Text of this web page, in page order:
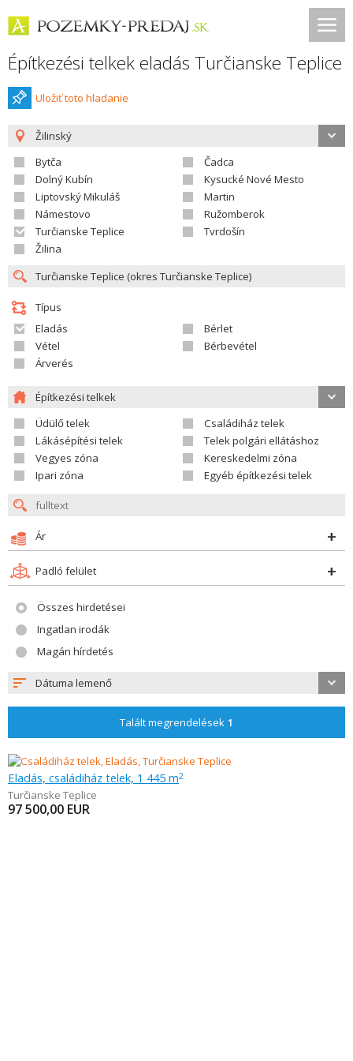
Építkezési telkek eladás Turčianske Teplice
Uložiť toto hladanie
Žilinský
Bytča
Čadca
Dolný Kubín
Kysucké Nové Mesto
Liptovský Mikuláš
Martin
Námestovo
Ružomberok
Turčianske Teplice
Tvrdošín
Žilina
Típus
Eladás
Bérlet
Vétel
Bérbevétel
Árverés
Építkezési telkek
Üdülő telek
Családiház telek
Lákásépítési telek
Telek polgári ellátáshoz
Vegyes zóna
Kereskedelmi zóna
Ipari zóna
Egyéb építkezési telek
Ár
Padló felület
Összes hirdetései
Ingatlan irodák
Magán hírdetés
Dátuma lemenő
Talált megrendelések 1
Eladás, családiház telek, 1 445 m2
Turčianske Teplice
97 500,00 EUR